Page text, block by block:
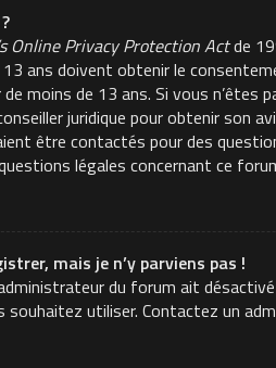
Online Privacy Protection Actde
ans doivent obtenir le
moins de 13 ans. Si vous n’êtes
juridique pour obtenir son
être contactés pour des
légales concernant ce
mais je n’y parviens pas !
du forum ait
souhaitez utiliser. Contactez un